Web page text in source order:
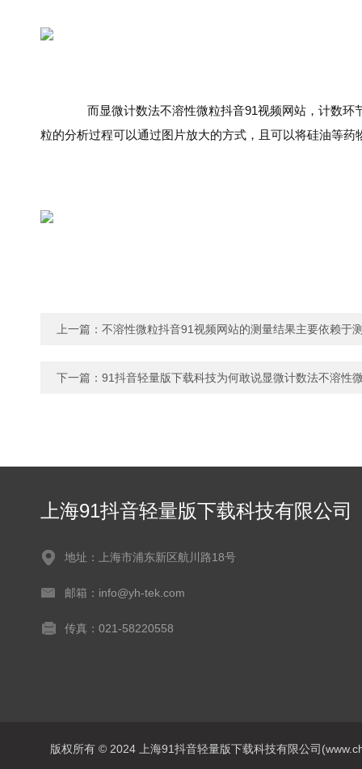
而显微计数法不溶性微粒抖音91视频网站，计数环节通
粒的分析过程可以通过图片放大的方式，且可以将硅油等药物
上一篇： 不溶性微粒抖音91视频网站的测量结果主要依赖于
下一篇： 91抖音轻量版下载科技为何敢说显微计数法不溶性微
上海91抖音轻量版下载科技有限公司
地址：上海市浦东新区航川路18号
邮箱：info@yh-tek.com
传真：021-58220558
版权所有 © 2024 上海91抖音轻量版下载科技有限公司